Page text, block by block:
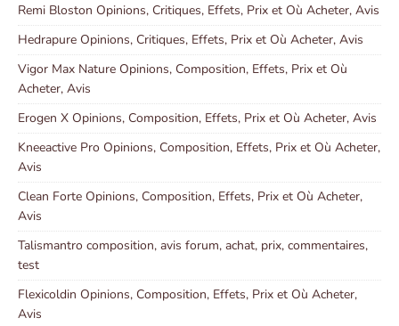
Remi Bloston Opinions, Critiques, Effets, Prix et Où Acheter, Avis
Hedrapure Opinions, Critiques, Effets, Prix et Où Acheter, Avis
Vigor Max Nature Opinions, Composition, Effets, Prix et Où
Acheter, Avis
Erogen X Opinions, Composition, Effets, Prix et Où Acheter, Avis
Kneeactive Pro Opinions, Composition, Effets, Prix et Où Acheter,
Avis
Clean Forte Opinions, Composition, Effets, Prix et Où Acheter,
Avis
Talismantro composition, avis forum, achat, prix, commentaires,
test
Flexicoldin Opinions, Composition, Effets, Prix et Où Acheter,
Avis